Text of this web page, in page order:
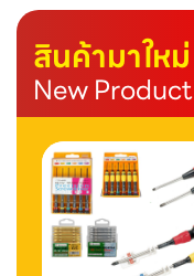
สินค้ามาใหม่
New Product